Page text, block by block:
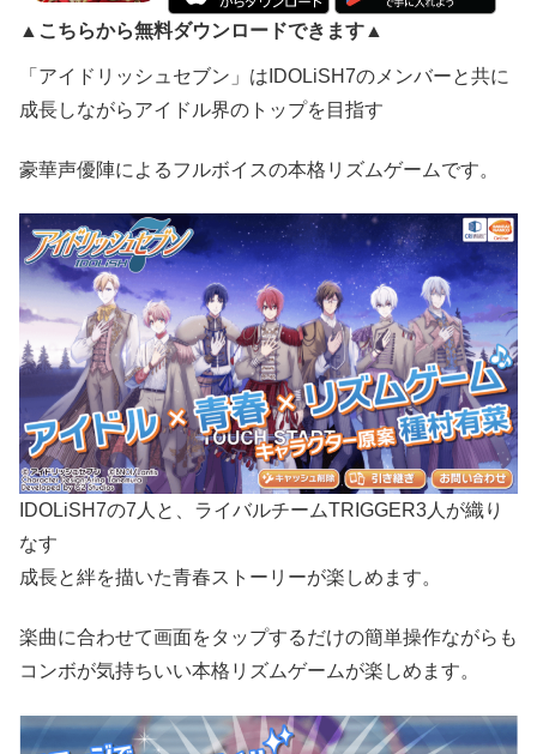
▲こちらから無料ダウンロードできます▲
「アイドリッシュセブン」はIDOLiSH7のメンバーと共に
成長しながらアイドル界のトップを目指す
豪華声優陣によるフルボイスの本格リズムゲームです。
IDOLiSH7の7人と、ライバルチームTRIGGER3人が織り
なす
成長と絆を描いた青春ストーリーが楽しめます。
楽曲に合わせて画面をタップするだけの簡単操作ながらも
コンボが気持ちいい本格リズムゲームが楽しめます。